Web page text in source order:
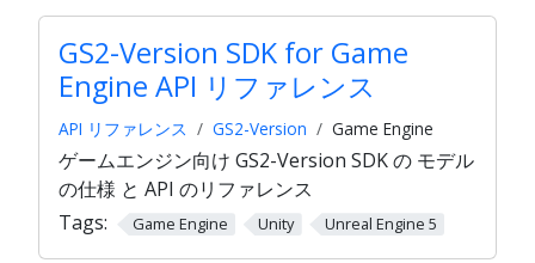
GS2-Version SDK for Game
Engine API リファレンス
API リファレンス GS2-Version Game Engine
ゲームエンジン向け GS2-Version SDK の モデル
の仕様 と API のリファレンス
Tags:
Game Engine Unity Unreal Engine 5